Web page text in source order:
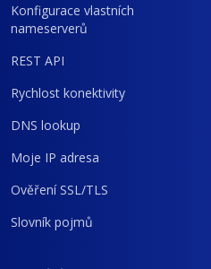
Konfigurace vlastních
nameserverů
REST API
Rychlost konektivity
DNS lookup
Moje IP adresa
Ověření SSL/TLS
Slovník pojmů